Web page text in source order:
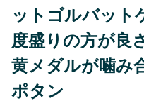
ットゴルバット
度盛りの方が良
黄メダルが噛み
ポタン